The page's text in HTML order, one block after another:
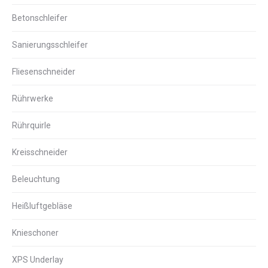
Betonschleifer
Sanierungsschleifer
Fliesenschneider
Rührwerke
Rührquirle
Kreisschneider
Beleuchtung
Heißluftgebläse
Knieschoner
XPS Underlay